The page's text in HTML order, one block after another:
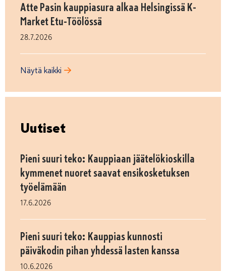
Atte Pasin kauppiasura alkaa Helsingissä K-
Market Etu-Töölössä
28.7.2026
Näytä kaikki
Uutiset
Pieni suuri teko: Kauppiaan jäätelökioskilla
kymmenet nuoret saavat ensikosketuksen
työelämään
17.6.2026
Pieni suuri teko: Kauppias kunnosti
päiväkodin pihan yhdessä lasten kanssa
10.6.2026